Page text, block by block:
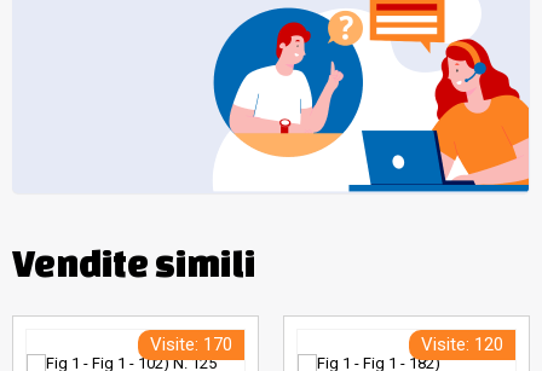
Vendite simili
Visite: 170 Visite: 120